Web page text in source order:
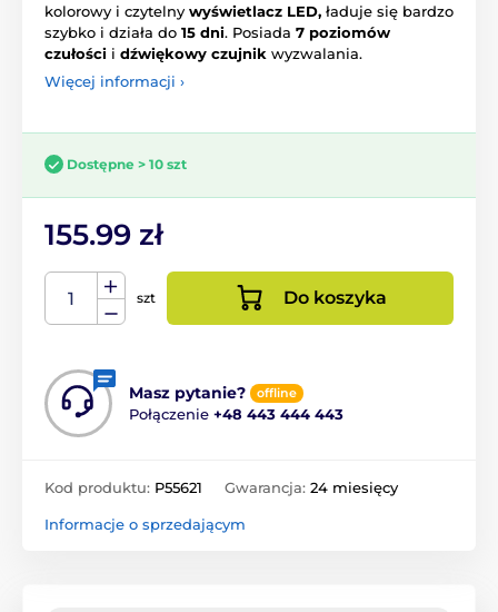
kolorowy i czytelny wyświetlacz LED, ładuje się bardzo
szybko i działa do 15 dni. Posiada 7 poziomów
czułości i dźwiękowy czujnik wyzwalania.
Więcej informacji ›
Dostępne > 10 szt
155.99 zł
szt Do koszyka
Masz pytanie? offline
Połączenie +48 443 444 443
Kod produktu: P55621 Gwarancja: 24 miesięcy
Informacje o sprzedającym